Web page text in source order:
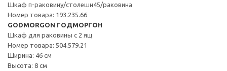
Шкаф п-раковину/столешн45/раковина
Номер товара: 193.235.66
GODMORGON ГОДМОРГОН
Шкаф для раковины с 2 ящ
Номер товара: 504.579.21
Ширина: 46 см
Высота: 8 см